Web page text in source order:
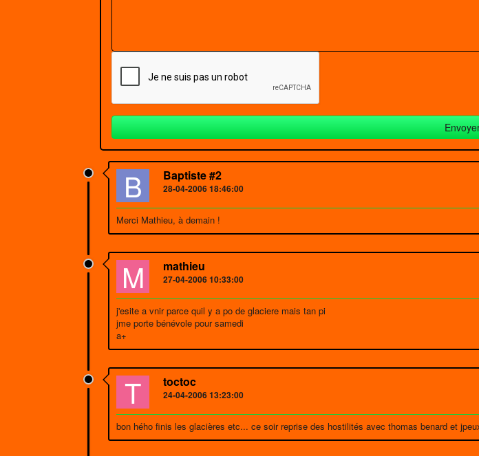
B Baptiste #2
28-04-2006 18:46:00
Merci Mathieu, à demain !
M mathieu
27-04-2006 10:33:00
j'esite a vnir parce quil y a po de glaciere mais tan pi
jme porte bénévole pour samedi
a+
T toctoc
24-04-2006 13:23:00
bon hého finis les glacières etc... ce soir reprise des hostilités avec thomas benard et